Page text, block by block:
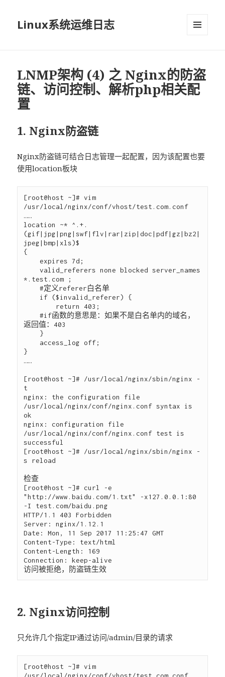
Linux系统运维日志
LNMP架构 (4) 之 Nginx的防盗
链、访问控制、解析php相关配
置
1. Nginx防盗链
Nginx防盗链可结合日志管理一起配置，因为该配置也要
使用location板块
[root@host ~]# vim
/usr/local/nginx/conf/vhost/test.com.conf
……
location ~* ^.+.
(gif|jpg|png|swf|flv|rar|zip|doc|pdf|gz|bz2|
jpeg|bmp|xls)$
{
    expires 7d;
    valid_referers none blocked server_names
*.test.com ;
    #定义referer白名单
    #if函数的意思是：如果不是白名单内的域名，
返回值：403
}
……
[root@host ~]# /usr/local/nginx/sbin/nginx -
t
nginx: the configuration file
/usr/local/nginx/conf/nginx.conf syntax is
ok
nginx: configuration file
/usr/local/nginx/conf/nginx.conf test is
successful
[root@host ~]# /usr/local/nginx/sbin/nginx -
s reload
检查
[root@host ~]# curl -e
"http://www.baidu.com/1.txt" -x127.0.0.1:80
-I test.com/baidu.png
HTTP/1.1 403 Forbidden
Server: nginx/1.12.1
Date: Mon, 11 Sep 2017 11:25:47 GMT
Content-Type: text/html
Content-Length: 169
Connection: keep-alive
2. Nginx访问控制
只允许几个指定IP通过访问/admin/目录的请求
[root@host ~]# vim